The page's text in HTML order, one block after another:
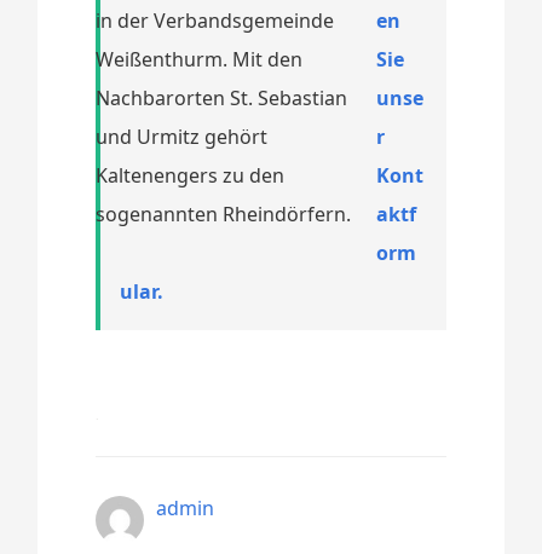
in der Verbandsgemeinde
Weißenthurm. Mit den
Nachbarorten St. Sebastian
und Urmitz gehört
Kaltenengers zu den
sogenannten Rheindörfern.
en
Sie
unse
r
Kont
aktf
orm
ular.
admin